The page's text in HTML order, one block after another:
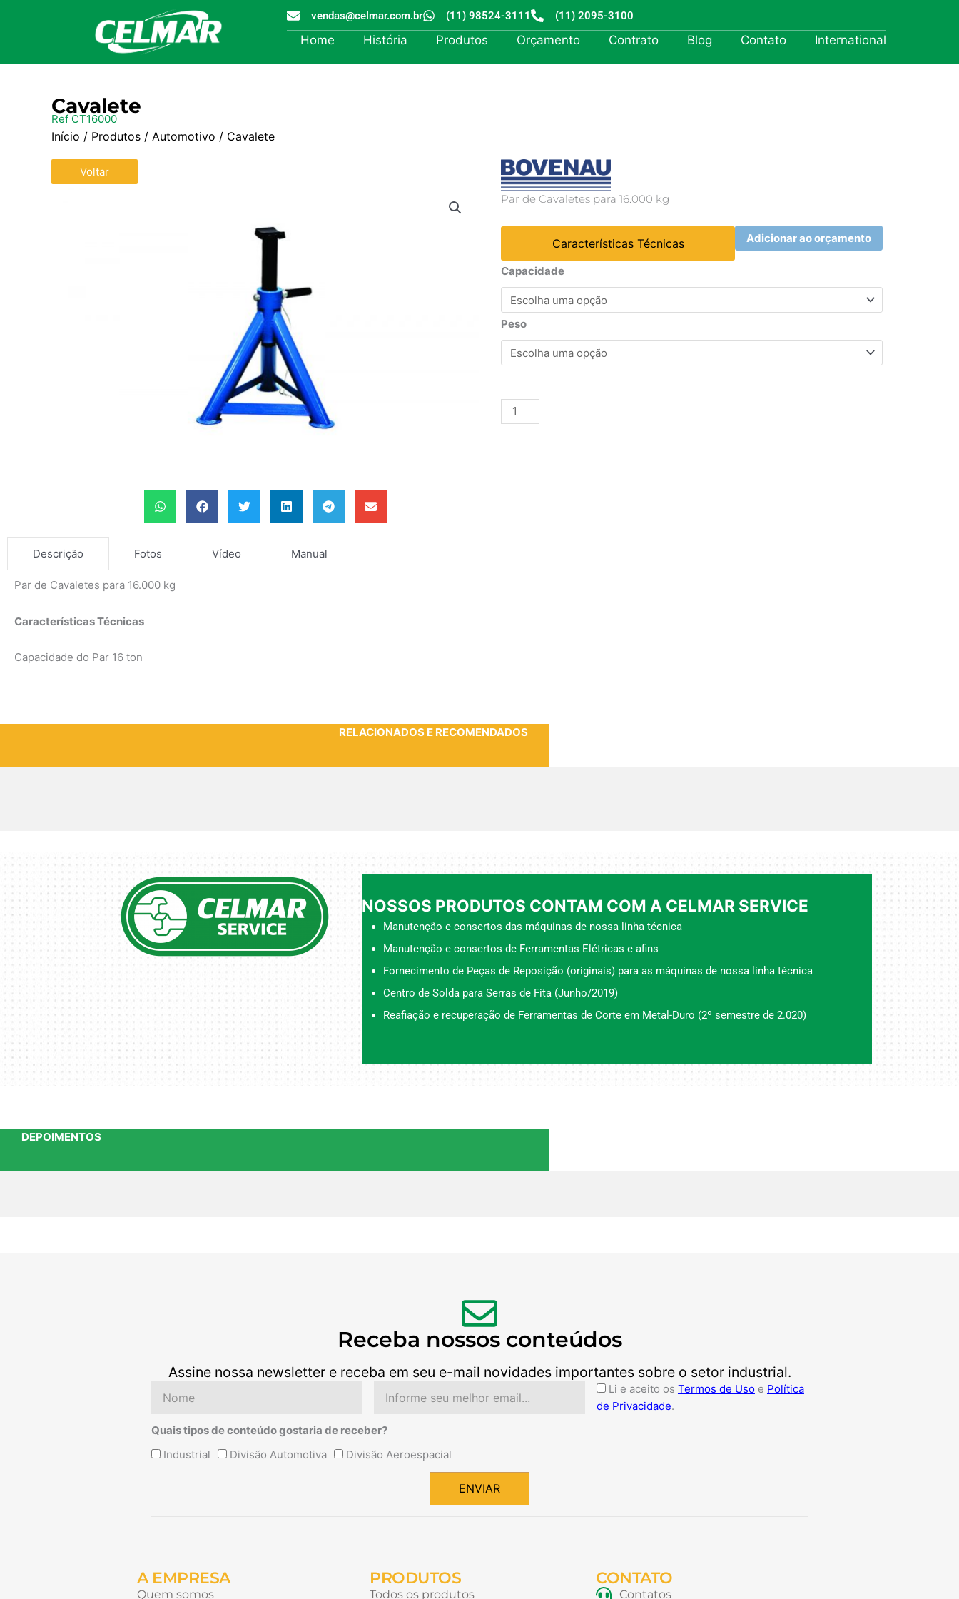
vendas@celmar.com.br (11) 98524-3111 (11) 2095-3100
Home História Produtos Orçamento Contrato Blog Contato International
Cavalete
Ref CT16000
Início / Produtos / Automotivo / Cavalete
Voltar
Par de Cavaletes para 16.000 kg
Características Técnicas Adicionar ao orçamento
Capacidade
Peso
Cavalete
quantidade
Descrição Fotos Vídeo Manual
Par de Cavaletes para 16.000 kg
Características Técnicas
Capacidade do Par 16 ton
RELACIONADOS E RECOMENDADOS
NOSSOS PRODUTOS CONTAM COM A CELMAR SERVICE
Manutenção e consertos das máquinas de nossa linha técnica
Manutenção e consertos de Ferramentas Elétricas e afins
Fornecimento de Peças de Reposição (originais) para as máquinas de nossa linha técnica
Centro de Solda para Serras de Fita (Junho/2019)
Reafiação e recuperação de Ferramentas de Corte em Metal-Duro (2º semestre de 2.020)
DEPOIMENTOS
Receba nossos conteúdos
Assine nossa newsletter e receba em seu e-mail novidades importantes sobre o setor industrial.
Aceite
Li e aceito os Termos de Usoe Política
de Privacidade.
Quais tipos de conteúdo gostaria de receber?
QuaisIndustrial Divisão Automotiva Divisão Aeroespacial
ENVIAR
A EMPRESA
Quem somos
PRODUTOS
Todos os produtos
CONTATO
Contatos